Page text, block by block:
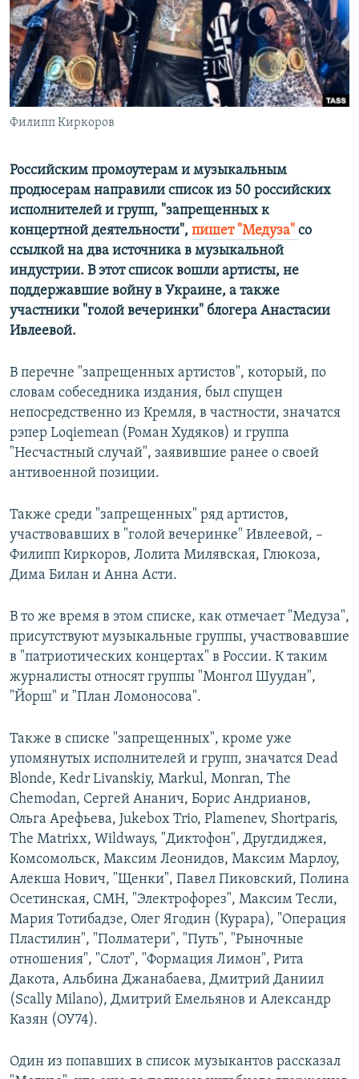
ПОБЕДИТЕЛЕЙ НЕ СУДЯТ?
КРЫМ.НЕПОКОРЕННЫЙ
ELIFBE
УКРАИНСКАЯ ПРОБЛЕМА КРЫМА
ПРИСОЕДИНЯЙТЕСЬ!
Все сайты RFE/RL
Филипп Киркоров
Российским промоутерам и музыкальным
продюсерам направили список из 50 российских
исполнителей и групп, "запрещенных к
концертной деятельности", пишет "Медуза" со
ссылкой на два источника в музыкальной
индустрии. В этот список вошли артисты, не
поддержавшие войну в Украине, а также
участники "голой вечеринки" блогера Анастасии
Ивлеевой.
В перечне "запрещенных артистов", который, по
словам собеседника издания, был спущен
непосредственно из Кремля, в частности, значатся
рэпер Loqiemean (Роман Худяков) и группа
"Несчастный случай", заявившие ранее о своей
антивоенной позиции.
Также среди "запрещенных" ряд артистов,
участвовавших в "голой вечеринке" Ивлеевой, –
Филипп Киркоров, Лолита Милявская, Глюкоза,
Дима Билан и Анна Асти.
В то же время в этом списке, как отмечает "Медуза",
присутствуют музыкальные группы, участвовавшие
в "патриотических концертах" в России. К таким
журналисты относят группы "Монгол Шуудан",
"Йорш" и "План Ломоносова".
Также в списке "запрещенных", кроме уже
упомянутых исполнителей и групп, значатся Dead
Blonde, Kedr Livanskiy, Markul, Monran, The
Chemodan, Сергей Ананич, Борис Андрианов,
Ольга Арефьева, Jukebox Trio, Plamenev, Shortparis,
The Matrixx, Wildways, "Диктофон", Другдиджея,
Комсомольск, Максим Леонидов, Максим Марлоу,
Алекша Нович, "Щенки", Павел Пиковский, Полина
Осетинская, СМН, "Электрофорез", Максим Тесли,
Мария Тотибадзе, Олег Ягодин (Курара), "Операция
Пластилин", "Полматери", "Путь", "Рыночные
отношения", "Слот", "Формация Лимон", Рита
Дакота, Альбина Джанабаева, Дмитрий Даниил
(Scally Milano), Дмитрий Емельянов и Александр
Казян (ОУ74).
Один из попавших в список музыкантов рассказал